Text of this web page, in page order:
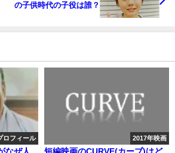
の子供時代の子役は誰？
ロフィール 2017年映画